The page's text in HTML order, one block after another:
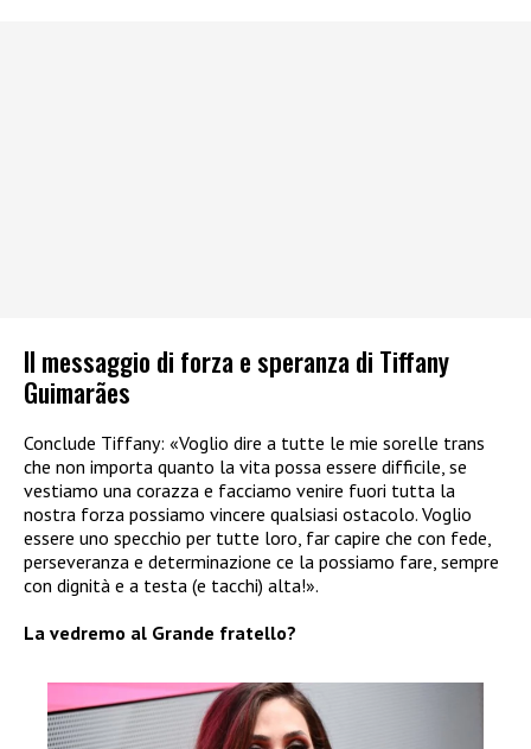
Il messaggio di forza e speranza di Tiffany
Guimarães
Conclude Tiffany: «Voglio dire a tutte le mie sorelle trans
che non importa quanto la vita possa essere difficile, se
vestiamo una corazza e facciamo venire fuori tutta la
nostra forza possiamo vincere qualsiasi ostacolo. Voglio
essere uno specchio per tutte loro, far capire che con fede,
perseveranza e determinazione ce la possiamo fare, sempre
con dignità e a testa (e tacchi) alta!».
La vedremo al Grande fratello?